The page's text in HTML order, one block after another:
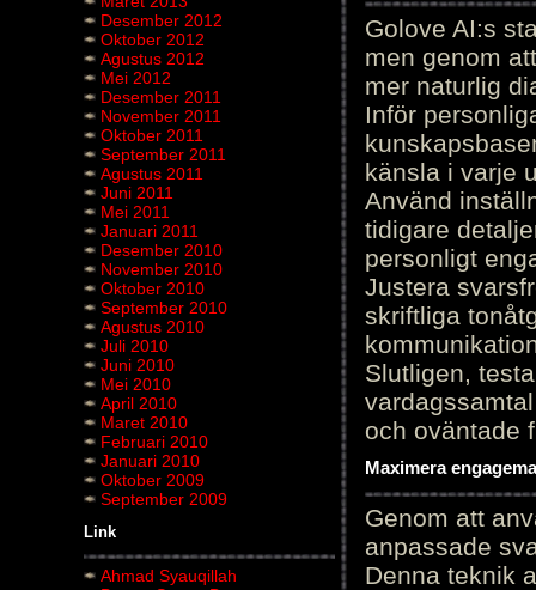
Desember 2012
Oktober 2012
Agustus 2012
Mei 2012
Desember 2011
November 2011
Oktober 2011
September 2011
Agustus 2011
Juni 2011
Mei 2011
Januari 2011
Desember 2010
November 2010
Oktober 2010
September 2010
Agustus 2010
Juli 2010
Juni 2010
Mei 2010
April 2010
Maret 2010
Februari 2010
Januari 2010
Oktober 2009
September 2009
Link
Ahmad Syauqillah
Golove AI:s
men genom
mer naturlig
Inför
känsla i varje
Använd
tidigare
personligt
Justera
skriftliga
Slutligen,
och oväntade
Maximera
Genom att
anpassade
Denna teknik